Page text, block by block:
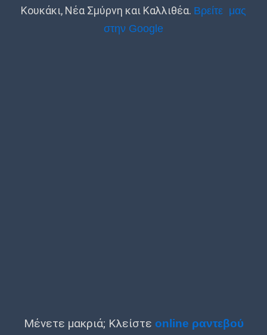
Κουκάκι, Νέα Σμύρνη και Καλλιθέα. Βρείτε μας
στην Google
Μένετε μακριά; Κλείστε online ραντεβού